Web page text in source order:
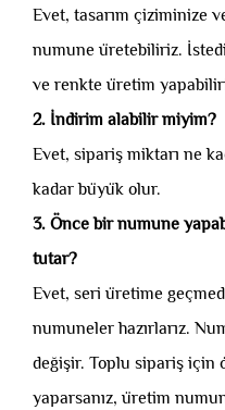
Evet, tasarım çiziminize
numune üretebiliriz.
ve renkte üretim
2. İndirim alabilir miyim?
Evet, sipariş miktarı ne
kadar büyük olur.
3. Önce bir numune
tutar?
Evet, seri üretime
numuneler hazırlarız.
değişir. Toplu sipariş için
yaparsanız, üretim